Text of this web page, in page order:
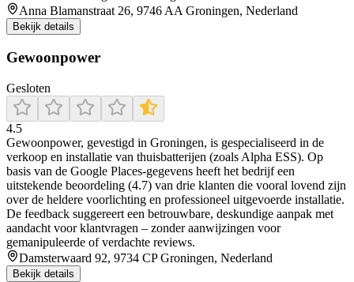
Anna Blamanstraat 26, 9746 AA Groningen, Nederland
Bekijk details
Gewoonpower
Gesloten
4.5
Gewoonpower, gevestigd in Groningen, is gespecialiseerd in de
verkoop en installatie van thuisbatterijen (zoals Alpha ESS). Op
basis van de Google Places-gegevens heeft het bedrijf een
uitstekende beoordeling (4.7) van drie klanten die vooral lovend zijn
over de heldere voorlichting en professioneel uitgevoerde installatie.
De feedback suggereert een betrouwbare, deskundige aanpak met
aandacht voor klantvragen – zonder aanwijzingen voor
gemanipuleerde of verdachte reviews.
Damsterwaard 92, 9734 CP Groningen, Nederland
Bekijk details